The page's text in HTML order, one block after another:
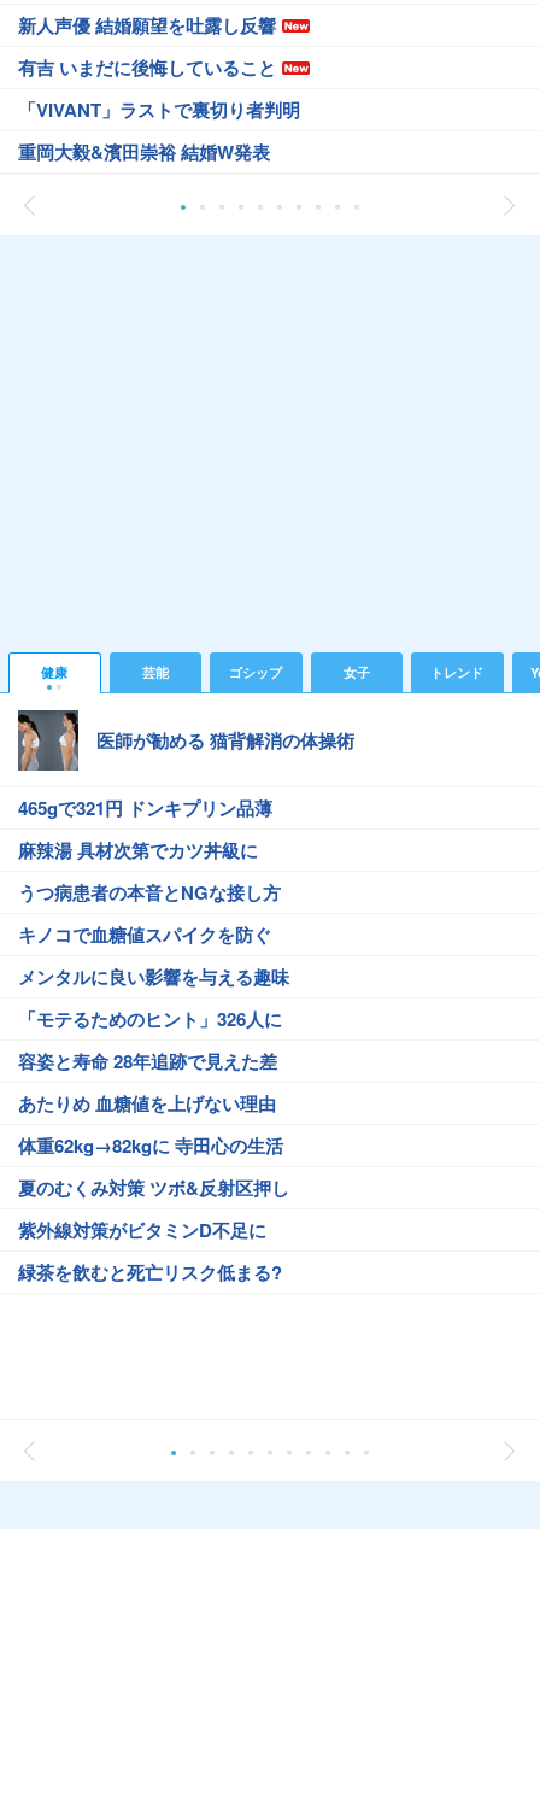
新人声優 結婚願望を吐露し反響
有吉 いまだに後悔していること
「VIVANT」ラストで裏切り者判明
重岡大毅&濱田崇裕 結婚W発表
健康 芸能 ゴシップ 女子 トレンド
医師が勧める 猫背解消の体操術
465gで321円 ドンキプリン品薄
麻辣湯 具材次第でカツ丼級に
うつ病患者の本音とNGな接し方
キノコで血糖値スパイクを防ぐ
メンタルに良い影響を与える趣味
「モテるためのヒント」326人に
容姿と寿命 28年追跡で見えた差
あたりめ 血糖値を上げない理由
体重62kg→82kgに 寺田心の生活
夏のむくみ対策 ツボ&反射区押し
紫外線対策がビタミンD不足に
緑茶を飲むと死亡リスク低まる?